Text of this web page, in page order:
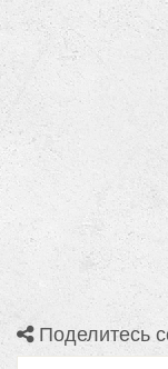
Поделитесь